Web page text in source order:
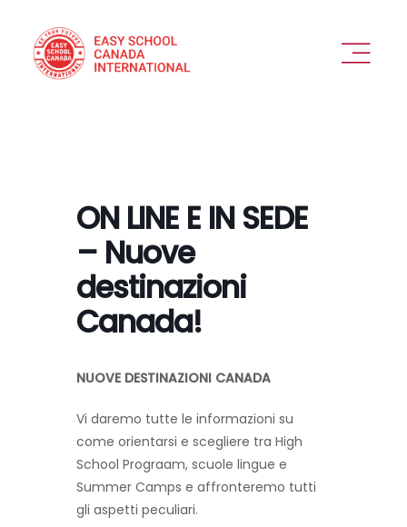
content
VEDIAMOCI
COME FUNZIONA
ON LINE E IN SEDE
– Nuove
destinazioni
Canada!
NUOVE DESTINAZIONI CANADA
Vi daremo tutte le informazioni su
come orientarsi e scegliere tra High
School Prograam, scuole lingue e
Summer Camps e affronteremo tutti
gli aspetti peculiari.